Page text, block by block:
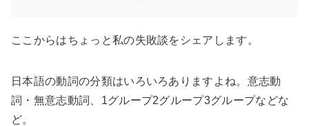
ここからはちょっと私の失敗談をシェアします。
日本語の動詞の分類はいろいろありますよね。意志動
詞・無意志動詞、1グループ2グループ3グループなどな
ど。